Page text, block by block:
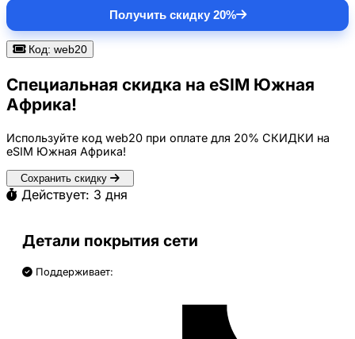
Получить скидку 20%
Код: web20
Специальная скидка на eSIM Южная
Африка!
Используйте код web20 при оплате для 20% СКИДКИ на
eSIM Южная Африка!
Сохранить скидку
Действует: 3 дня
Детали покрытия сети
Поддерживает: